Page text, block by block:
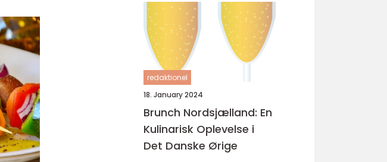
redaktionel
18. January 2024
Brunch Nordsjælland: En
Kulinarisk Oplevelse i
Det Danske Ørige